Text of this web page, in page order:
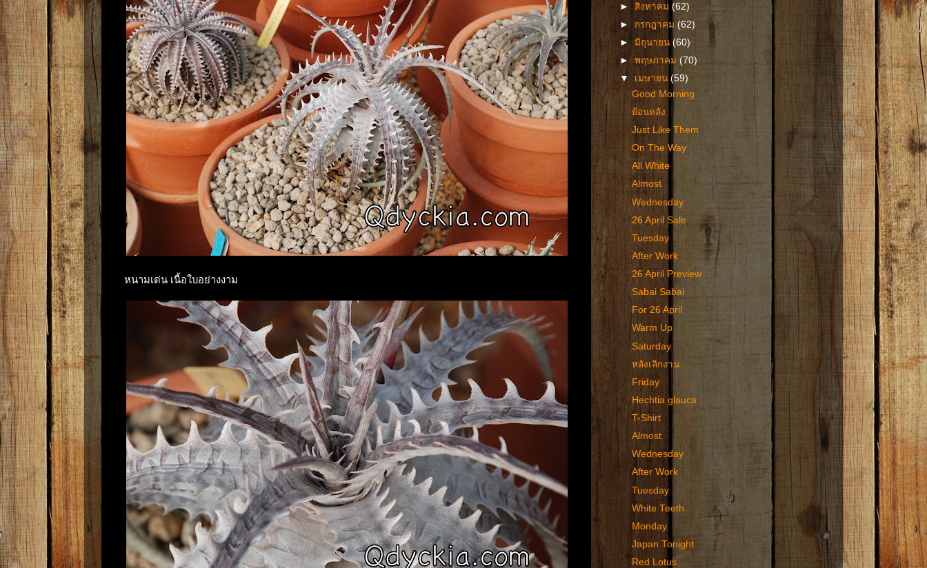
หนามเด่น เนื้อใบอย่างงาม
►สิงหาคม(62)
► กรกฎาคม(62)
►มิถุนายน(60)
►พฤษภาคม(70)
▼ เมษายน(59)
Good Morning
ย้อนหลัง
Just Like Them
On The Way
All White
Almost
Wednesday
26 April Sale
Tuesday
After Work
26 April Preview
Sabai Sabai
For 26 April
Warm Up
Saturday
หลังเลิกงาน
Friday
Hechtia glauca
T-Shirt
Almost
Wednesday
After Work
Tuesday
White Teeth
Monday
Japan Tonight
Red Lotus